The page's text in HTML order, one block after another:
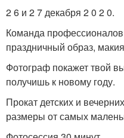
2 6 и 2 7 декабря 2 0 2 0.
Команда профессионалов
праздничный образ,
Фотограф покажет твой
получишь к новому году.
Прокат детских и
размеры от самых